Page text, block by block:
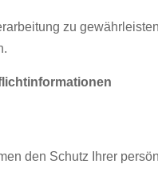
zu
den Schutz Ihrer